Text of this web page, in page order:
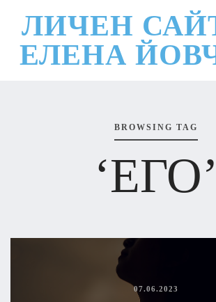
ЛИЧЕН
ЕЛЕНА
BROWSING TAG
‘ЕГО’
07.06.2023